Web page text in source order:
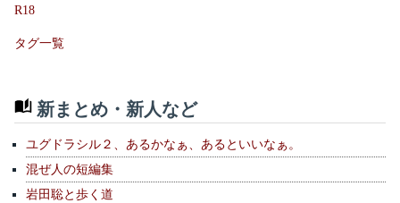
R18
タグ一覧
新まとめ・新人など
ユグドラシル２、あるかなぁ、あるといいなぁ。
混ぜ人の短編集
岩田聡と歩く道